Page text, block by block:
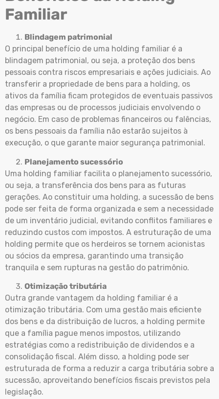
Familiar
Blindagem patrimonial
O principal benefício de uma holding familiar é a
blindagem patrimonial, ou seja, a proteção dos bens
pessoais contra riscos empresariais e ações judiciais. Ao
transferir a propriedade de bens para a holding, os
ativos da família ficam protegidos de eventuais passivos
das empresas ou de processos judiciais envolvendo o
negócio. Em caso de problemas financeiros ou falências,
os bens pessoais da família não estarão sujeitos à
execução, o que garante maior segurança patrimonial.
Planejamento sucessório
Uma holding familiar facilita o planejamento sucessório,
ou seja, a transferência dos bens para as futuras
gerações. Ao constituir uma holding, a sucessão de bens
pode ser feita de forma organizada e sem a necessidade
de um inventário judicial, evitando conflitos familiares e
reduzindo custos com impostos. A estruturação de uma
holding permite que os herdeiros se tornem acionistas
ou sócios da empresa, garantindo uma transição
tranquila e sem rupturas na gestão do patrimônio.
Otimização tributária
Outra grande vantagem da holding familiar é a
otimização tributária. Com uma gestão mais eficiente
dos bens e da distribuição de lucros, a holding permite
que a família pague menos impostos, utilizando
estratégias como a redistribuição de dividendos e a
consolidação fiscal. Além disso, a holding pode ser
estruturada de forma a reduzir a carga tributária sobre a
sucessão, aproveitando benefícios fiscais previstos pela
legislação.